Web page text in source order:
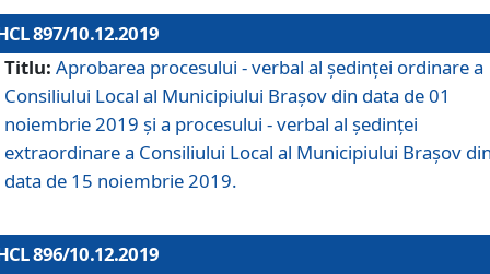
897/10.12.2019
Titlu: Aprobarea procesului - verbal al şedinţei ordinare a
Consiliului Local al Municipiului Brașov din data de 01
noiembrie 2019 și a procesului - verbal al ședinței
extraordinare a Consiliului Local al Municipiului Brașov
data de 15 noiembrie 2019.
896/10.12.2019